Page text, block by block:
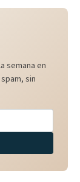
semana en
sin